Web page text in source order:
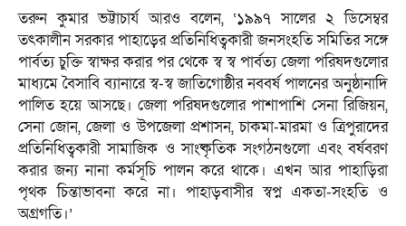
তরুন কুমার ভট্টাচার্য আরও বলেন, ‘১৯৯৭ সালের ২ ডিসেম্বর
তৎকালীন সরকার পাহাড়ের প্রতিনিধিত্বকারী জনসংহতি সমিতির সঙ্গে
পার্বত্য চুক্তি স্বাক্ষর করার পর থেকে স্ব স্ব পার্বত্য জেলা পরিষদগুলোর
মাধ্যমে বৈসাবি ব্যানারে স্ব-স্ব জাতিগোষ্ঠীর নববর্ষ পালনের অনুষ্ঠানাদি
পালিত হয়ে আসছে। জেলা পরিষদগুলোর পাশাপাশি সেনা রিজিয়ন,
সেনা জোন, জেলা ও উপজেলা প্রশাসন, চাকমা-মারমা ও ত্রিপুরাদের
প্রতিনিধিত্বকারী সামাজিক ও সাংষ্কৃতিক সংগঠনগুলো এবং বর্ষবরণ
করার জন্য নানা কর্মসূচি পালন করে থাকে। এখন আর পাহাড়িরা
পৃথক চিন্তাভাবনা করে না। পাহাড়বাসীর স্বপ্ন একতা-সংহতি ও
অগ্রগতি।’